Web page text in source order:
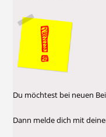
Du möchtest bei neuen
Dann melde dich mit